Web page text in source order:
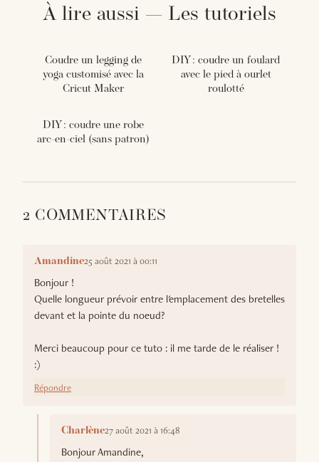
À lire aussi — Les tutoriels
Coudre un legging de
yoga customisé avec la
Cricut Maker
DIY : coudre un foulard
avec le pied à ourlet
roulotté
DIY : coudre une robe
arc-en-ciel (sans patron)
2 COMMENTAIRES
Amandine25 août 2021 à 00:11
Bonjour !
Quelle longueur prévoir entre l'emplacement des bretelles
devant et la pointe du noeud?
Merci beaucoup pour ce tuto : il me tarde de le réaliser !
:)
Répondre
Charlène27 août 2021 à 16:48
Bonjour Amandine,